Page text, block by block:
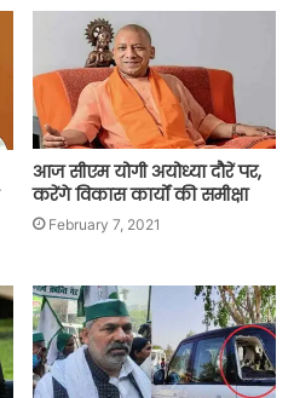
आज सीएम योगी अयोध्या दौरें पर,
करेंगे विकास कार्यों की समीक्षा
February 7, 2021